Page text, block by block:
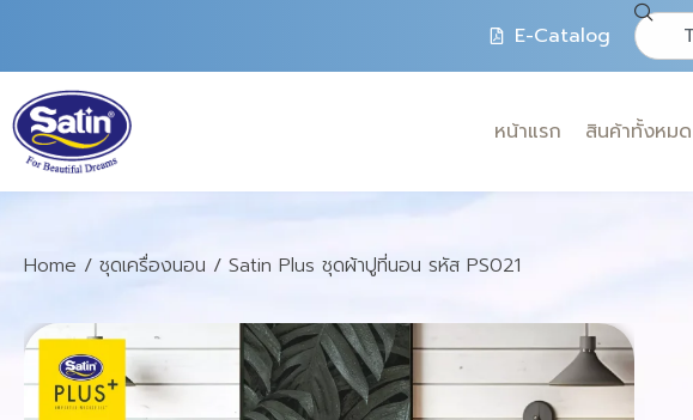
E-Catalog
หน้าแรก สินค้าทั้งหมด
Home / ชุดเครื่องนอน / Satin Plus ชุดผ้าปูที่นอน รหัส PS021